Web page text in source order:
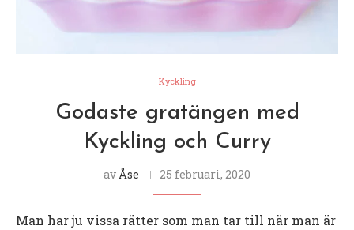
Kyckling
Godaste gratängen med
Kyckling och Curry
av Åse 25 februari, 2020
Man har ju vissa rätter som man tar till när man är